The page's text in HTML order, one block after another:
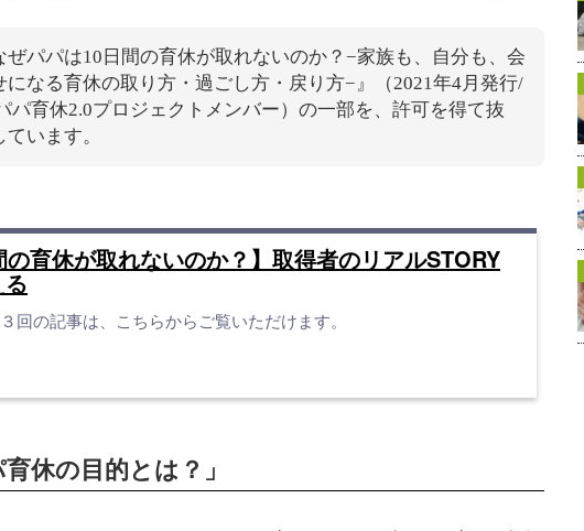
ぜパパは10日間の育休が取れないのか？−家族も、自分も、会
になる育休の取り方・過ごし方・戻り方−』（2021年4月発行/
パ育休2.0プロジェクトメンバー）の一部を、許可を得て抜
います。
の育休が取れないのか？】取得者のリアルSTORY
回の記事は、こちらからご覧いただけます。
休の目的とは？」